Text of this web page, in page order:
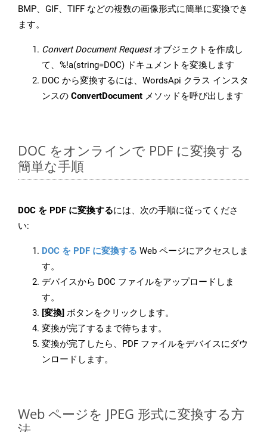
BMP、GIF、TIFF などの複数の画像形式に簡単に変換でき
ます。
Convert Document Requestオブジェクトを作成し
て、%!a(string=DOC) ドキュメントを変換します
DOC から変換するには、WordsApi クラス インスタ
ンスの ConvertDocument メソッドを呼び出します
DOC をオンラインで PDF に変換する
簡単な手順
DOC を PDF に変換するには、次の手順に従ってくださ
い:
DOC を PDF に変換する Web ページにアクセスしま
す。
デバイスから DOC ファイルをアップロードしま
す。
[変換] ボタンをクリックします。
変換が完了するまで待ちます。
変換が完了したら、PDF ファイルをデバイスにダウ
ンロードします。
Web ページを JPEG 形式に変換する方